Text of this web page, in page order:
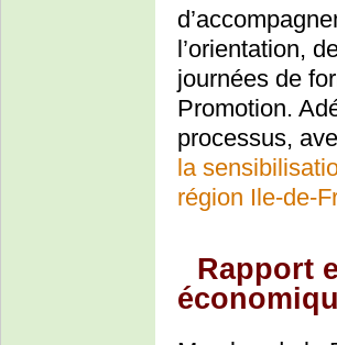
l’orientation,
journées de
Promotion.
processus,
la
région Ile-de-
Rapport